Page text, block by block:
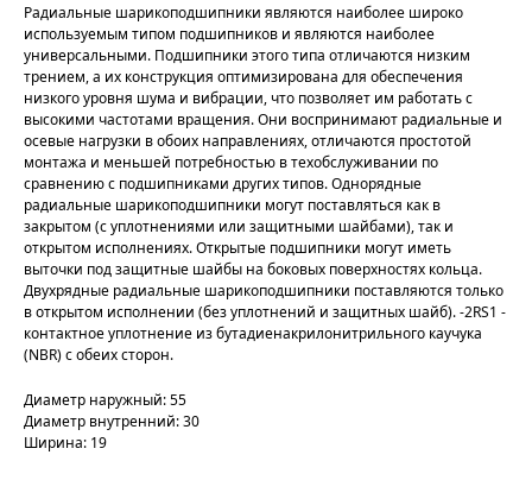
Радиальные шарикоподшипники являются наиболее широко
используемым типом подшипников и являются наиболее
универсальными. Подшипники этого типа отличаются низким
трением, а их конструкция оптимизирована для обеспечения
низкого уровня шума и вибрации, что позволяет им работать с
высокими частотами вращения. Они воспринимают радиальные и
осевые нагрузки в обоих направлениях, отличаются простотой
монтажа и меньшей потребностью в техобслуживании по
сравнению с подшипниками других типов. Однорядные
радиальные шарикоподшипники могут поставляться как в
закрытом (с уплотнениями или защитными шайбами), так и
открытом исполнениях. Открытые подшипники могут иметь
выточки под защитные шайбы на боковых поверхностях кольца.
Двухрядные радиальные шарикоподшипники поставляются только
в открытом исполнении (без уплотнений и защитных шайб). -2RS1 -
контактное уплотнение из бутадиенакрилонитрильного каучука
(NBR) с обеих сторон.
Диаметр наружный: 55
Диаметр внутренний: 30
Ширина: 19